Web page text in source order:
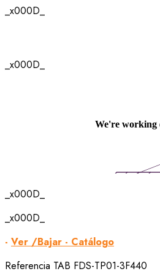
_x000D_
_x000D_
_x000D_
_x000D_
- Ver /Bajar - Catálogo
Referencia TAB FDS-TP01-3F440